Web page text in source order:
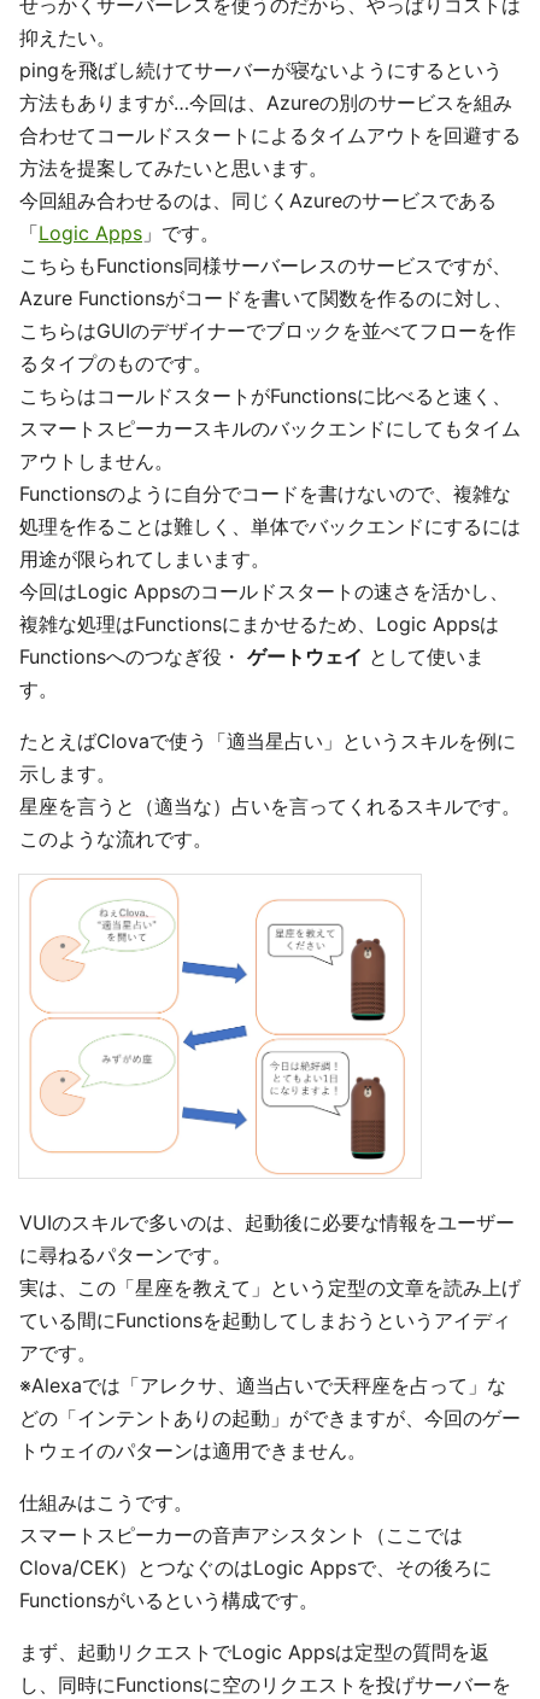
せっかくサーバーレスを使うのだから、やっぱりコストは
抑えたい。
pingを飛ばし続けてサーバーが寝ないようにするという
方法もありますが…今回は、Azureの別のサービスを組み
合わせてコールドスタートによるタイムアウトを回避する
方法を提案してみたいと思います。
今回組み合わせるのは、同じくAzureのサービスである
「Logic Apps 」です。
こちらもFunctions同様サーバーレスのサービスですが、
Azure Functionsがコードを書いて関数を作るのに対し、
こちらはGUIのデザイナーでブロックを並べてフローを作
るタイプのものです。
こちらはコールドスタートがFunctionsに比べると速く、
スマートスピーカースキルのバックエンドにしてもタイム
アウトしません。
Functionsのように自分でコードを書けないので、複雑な
処理を作ることは難しく、単体でバックエンドにするには
用途が限られてしまいます。
今回はLogic Appsのコールドスタートの速さを活かし、
複雑な処理はFunctionsにまかせるため、Logic Appsは
Functionsへのつなぎ役・ ゲートウェイ として使いま
す。
たとえばClovaで使う「適当星占い」というスキルを例に
示します。
星座を言うと（適当な）占いを言ってくれるスキルです。
このような流れです。
VUIのスキルで多いのは、起動後に必要な情報をユーザー
に尋ねるパターンです。
実は、この「星座を教えて」という定型の文章を読み上げ
ている間にFunctionsを起動してしまおうというアイディ
アです。
※Alexaでは「アレクサ、適当占いで天秤座を占って」な
どの「インテントありの起動」ができますが、今回のゲー
トウェイのパターンは適用できません。
仕組みはこうです。
スマートスピーカーの音声アシスタント（ここでは
Clova/CEK）とつなぐのはLogic Appsで、その後ろに
Functionsがいるという構成です。
まず、起動リクエストでLogic Appsは定型の質問を返
し、同時にFunctionsに空のリクエストを投げサーバーを